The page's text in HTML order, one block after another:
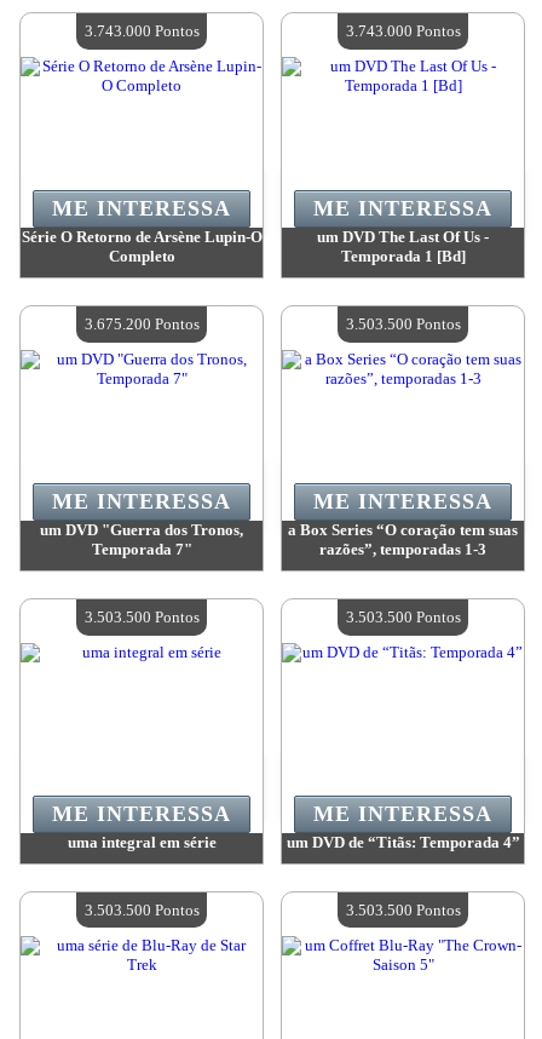
Quantidade disponível:4
Quantidade disponível:4
Série O Retorno de Arsène Lupin-O
Completo
Quantidade disponível:4
ME INTERESSA
3.743.000 Pontos
um DVD The Last Of Us -
Temporada 1 [Bd]
Quantidade disponível:4
ME INTERESSA
3.743.000 Pontos
um DVD "Guerra dos Tronos,
Temporada 7"
Quantidade disponível:4
ME INTERESSA
3.675.200 Pontos
a Box Series “O coração tem suas
razões”, temporadas 1-3
Quantidade disponível:4
ME INTERESSA
3.503.500 Pontos
uma integral em série
Quantidade disponível:4
ME INTERESSA
3.503.500 Pontos
um DVD de “Titãs: Temporada 4”
Quantidade disponível:4
ME INTERESSA
3.503.500 Pontos
3.503.500 Pontos 3.503.500 Pontos